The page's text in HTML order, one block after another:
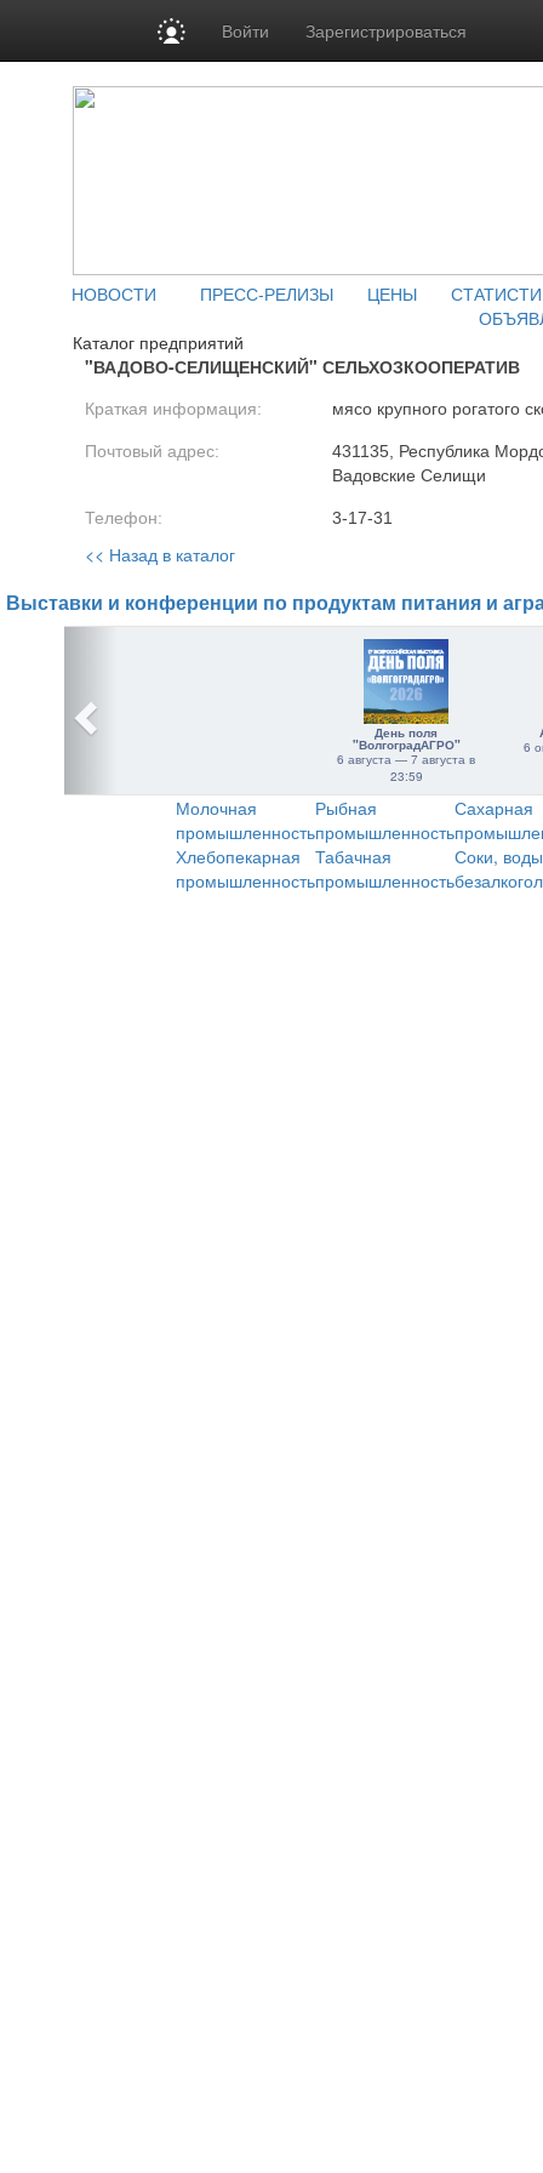
Войти Зарегистрироваться
НОВОСТИ ПРЕСС-РЕЛИЗЫ ЦЕНЫ
Каталог предприятий
"ВАДОВО-СЕЛИЩЕНСКИЙ" СЕЛЬХОЗКООПЕРАТИВ
Краткая информация: мясо крупного рогатого
Почтовый адрес:
431135, Республика
Вадовские Селищи
Телефон: 3-17-31
<< Назад в каталог
Выставки и конференции по продуктам питания и
День поля
"ВолгоградАГРО"
6 августа — 7 августа в
23:59
6
Молочная
промышленность
Рыбная
промышленность
Сахарная
Хлебопекарная
промышленность
Табачная
промышленность
Соки,